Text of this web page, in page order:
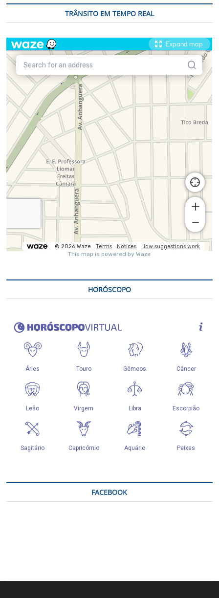
TRÂNSITO EM TEMPO REAL
HORÓSCOPO
FACEBOOK